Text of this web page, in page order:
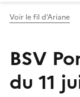
Voir le fil d'Ariane
BSV
du 11